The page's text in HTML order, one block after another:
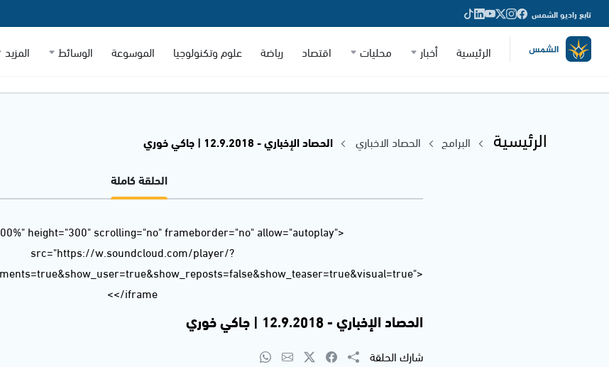
تابع راديو الشمس
الرئيسية أخبار محليات اقتصاد رياضة علوم وتكنولوجيا الموسوعة الوسائط المزيد
الرئيسية البرامج الحصاد الاخباري
الحصاد الإخباري - 12.9.2018 | جاكي خوري
الحلقة كاملة
height="300" scrolling="no" frameborder="no" allow="autoplay"
src="https://w.soundcloud.com/player/?
</iframe>
الحصاد الإخباري - 12.9.2018 | جاكي خوري
شارك الحلقة